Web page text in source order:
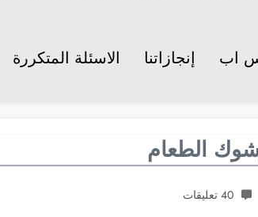
اب إنجازاتنا الاسئلة المتكررة
الطعام
40 تعليقات